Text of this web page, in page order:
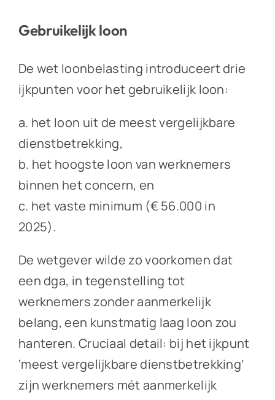
Gebruikelijk loon
De wet loonbelasting introduceert drie
ijkpunten voor het gebruikelijk loon:
a. het loon uit de meest vergelijkbare
dienstbetrekking,
b. het hoogste loon van werknemers
binnen het concern, en
c. het vaste minimum (€ 56.000 in
2025).
De wetgever wilde zo voorkomen dat
een dga, in tegenstelling tot
werknemers zonder aanmerkelijk
belang, een kunstmatig laag loon zou
hanteren. Cruciaal detail: bij het ijkpunt
‘meest vergelijkbare dienstbetrekking’
zijn werknemers mét aanmerkelijk